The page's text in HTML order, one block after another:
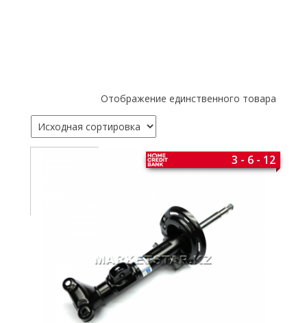
Отображение единственного товара
3 - 6 - 12